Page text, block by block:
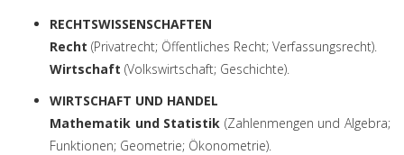
RECHTSWISSENSCHAFTEN
Recht (Privatrecht; Öffentliches Recht; Verfassungsrecht).
Wirtschaft (Volkswirtschaft; Geschichte).
WIRTSCHAFT UND HANDEL
Mathematik und Statistik (Zahlenmengen und Algebra;
Funktionen; Geometrie; Ökonometrie).